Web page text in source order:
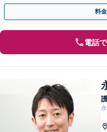
相続／相続放棄／使い込みほか」
料
電話